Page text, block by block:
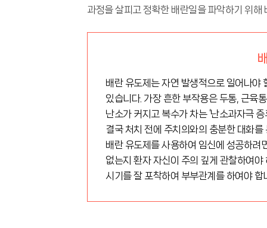
과정을 살피고 정확한 배란일을 파악하기 위
배란 유도제는 자연 발생적으로 일어나야
있습니다. 가장 흔한 부작용은 두통, 근육
난소가 커지고 복수가 차는 ‘난소과자극
결국 처치 전에 주치의와의 충분한 대화를
배란 유도제를 사용하여 임신에 성공하려
없는지 환자 자신이 주의 깊게 관찰하여
시기를 잘 포착하여 부부관계를 하여야